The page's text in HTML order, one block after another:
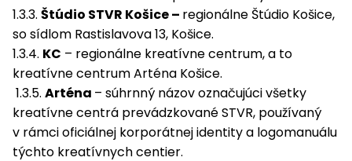
1.3.3. Štúdio STVR Košice – regionálne Štúdio Košice,
so sídlom Rastislavova 13, Košice.
1.3.4. KC – regionálne kreatívne centrum, a to
kreatívne centrum Arténa Košice.
1.3.5. Arténa – súhrnný názov označujúci všetky
kreatívne centrá prevádzkované STVR, používaný
v rámci oficiálnej korporátnej identity a logomanuálu
týchto kreatívnych centier.